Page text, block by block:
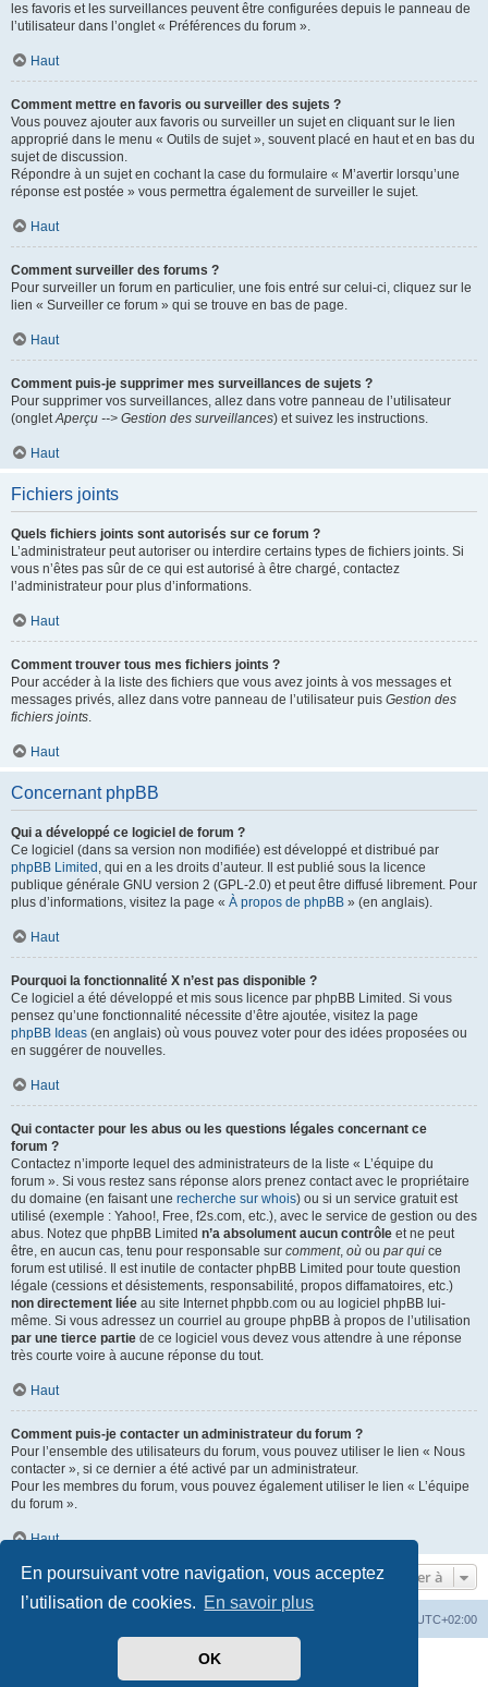
En poursuivant votre navigation, vous acceptez
l’utilisation de cookies. En savoir plus
OK
les favoris et les surveillances peuvent être configurées depuis le panneau de
l’utilisateur dans l’onglet « Préférences du forum ».
Haut
Comment mettre en favoris ou surveiller des sujets ?
Vous pouvez ajouter aux favoris ou surveiller un sujet en cliquant sur le lien
approprié dans le menu « Outils de sujet », souvent placé en haut et en bas du
sujet de discussion.
Répondre à un sujet en cochant la case du formulaire « M’avertir lorsqu’une
réponse est postée » vous permettra également de surveiller le sujet.
Haut
Comment surveiller des forums ?
Pour surveiller un forum en particulier, une fois entré sur celui-ci, cliquez sur le
lien « Surveiller ce forum » qui se trouve en bas de page.
Haut
Comment puis-je supprimer mes surveillances de sujets ?
Pour supprimer vos surveillances, allez dans votre panneau de l’utilisateur
(ongletAperçu --> Gestion des surveillances) et suivez les instructions.
Haut
Fichiers joints
Quels fichiers joints sont autorisés sur ce forum ?
L’administrateur peut autoriser ou interdire certains types de fichiers joints. Si
vous n’êtes pas sûr de ce qui est autorisé à être chargé, contactez
l’administrateur pour plus d’informations.
Haut
Comment trouver tous mes fichiers joints ?
Pour accéder à la liste des fichiers que vous avez joints à vos messages et
messages privés, allez dans votre panneau de l’utilisateur puis Gestion des
fichiers joints.
Haut
Concernant phpBB
Qui a développé ce logiciel de forum ?
Ce logiciel (dans sa version non modifiée) est développé et distribué par
phpBB Limited , qui en a les droits d’auteur. Il est publié sous la licence
publique générale GNU version 2 (GPL-2.0) et peut être diffusé librement. Pour
plus d’informations, visitez la page « À propos de phpBB » (en anglais).
Haut
Pourquoi la fonctionnalité X n’est pas disponible ?
Ce logiciel a été développé et mis sous licence par phpBB Limited. Si vous
pensez qu’une fonctionnalité nécessite d’être ajoutée, visitez la page
phpBB Ideas (en anglais) où vous pouvez voter pour des idées proposées ou
en suggérer de nouvelles.
Haut
Qui contacter pour les abus ou les questions légales concernant ce
forum ?
Contactez n’importe lequel des administrateurs de la liste « L’équipe du
forum ». Si vous restez sans réponse alors prenez contact avec le propriétaire
du domaine (en faisant une recherche sur whois) ou si un service gratuit est
utilisé (exemple : Yahoo!, Free, f2s.com, etc.), avec le service de gestion ou des
abus. Notez que phpBB Limited n’a absolument aucun contrôle et ne peut
être, en aucun cas, tenu pour responsable sur comment, où ou par qui ce
forum est utilisé. Il est inutile de contacter phpBB Limited pour toute question
légale (cessions et désistements, responsabilité, propos diffamatoires, etc.)
non directement liée au site Internet phpbb.com ou au logiciel phpBB lui-
même. Si vous adressez un courriel au groupe phpBB à propos de l’utilisation
par une tierce partie de ce logiciel vous devez vous attendre à une réponse
très courte voire à aucune réponse du tout.
Haut
Comment puis-je contacter un administrateur du forum ?
Pour l’ensemble des utilisateurs du forum, vous pouvez utiliser le lien « Nous
contacter », si ce dernier a été activé par un administrateur.
Pour les membres du forum, vous pouvez également utiliser le lien « L’équipe
du forum ».
Haut
Aller à
UTC+02:00
phpBB ® Forum Software © phpBB Limited
phpBB-fr.com